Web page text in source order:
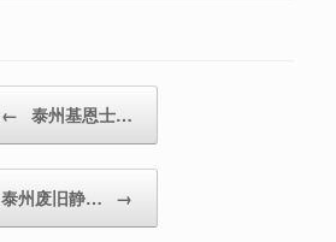
← 泰州基恩士…
泰州废旧静… →